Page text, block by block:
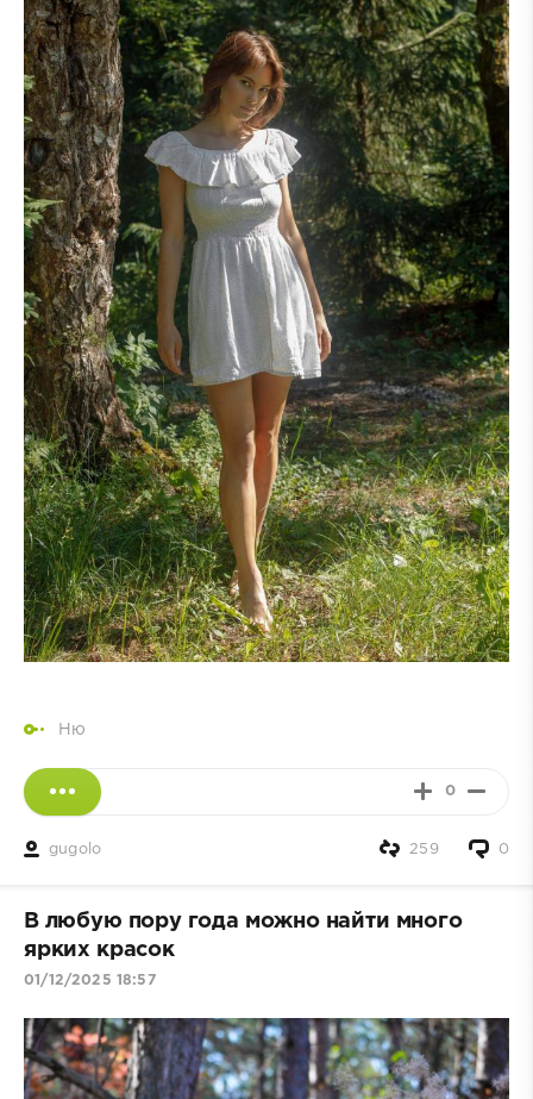
Ню
0
gugolo 0
259
В любую пору года можно найти много
ярких красок
01/12/2025 18:57